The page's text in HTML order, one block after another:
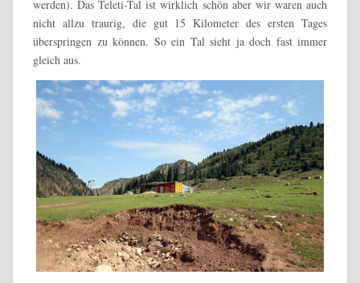
werden). Das Teleti-Tal ist wirklich schön aber wir waren auch
nicht allzu traurig, die gut 15 Kilometer des ersten Tages
überspringen zu können. So ein Tal sieht ja doch fast immer
gleich aus.